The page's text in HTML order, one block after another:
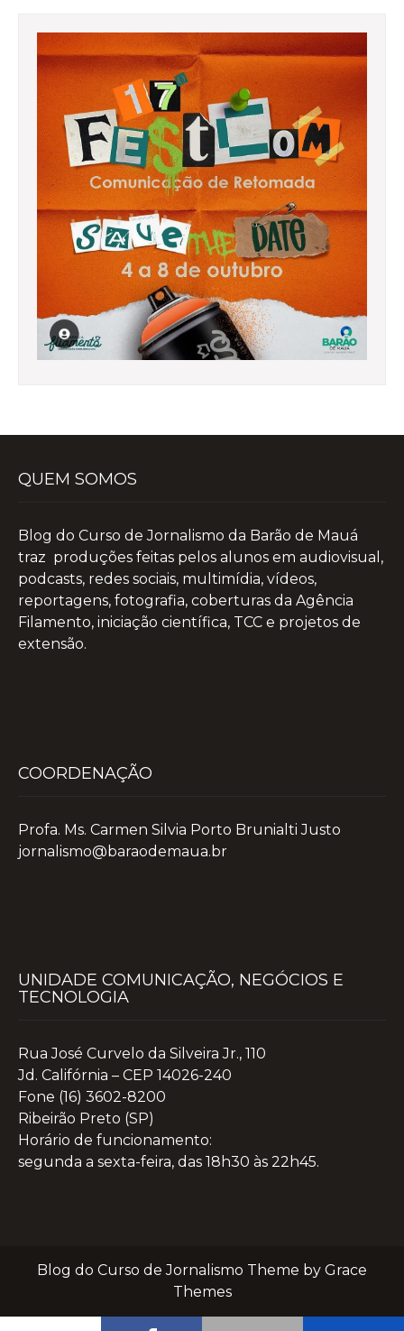
QUEM SOMOS
Blog do Curso de Jornalismo da Barão de Mauá
traz produções feitas pelos alunos em audiovisual,
podcasts, redes sociais, multimídia, vídeos,
reportagens, fotografia, coberturas da Agência
Filamento, iniciação científica, TCC e projetos de
extensão.
COORDENAÇÃO
Profa. Ms. Carmen Silvia Porto Brunialti Justo
jornalismo@baraodemaua.br
UNIDADE COMUNICAÇÃO, NEGÓCIOS E
TECNOLOGIA
Rua José Curvelo da Silveira Jr., 110
Jd. Califórnia – CEP 14026-240
Fone (16) 3602-8200
Ribeirão Preto (SP)
Horário de funcionamento:
segunda a sexta-feira, das 18h30 às 22h45.
Blog do Curso de Jornalismo Theme by Grace
Themes